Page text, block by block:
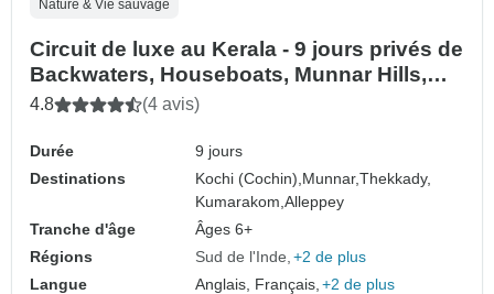
Nature & Vie sauvage
Circuit de luxe au Kerala - 9 jours privés de
Backwaters, Houseboats, Munnar Hills,
Ayurvedic Spa & Beaches
4.8 (4 avis)
Durée
9 jours
Destinations
Kochi (Cochin), Munnar,Thekkady,
Kumarakom,Alleppey
Tranche d'âge
Âges 6+
Régions
Sud de l'Inde +2 de plus
Langue
Anglais, Français, +2 de plus